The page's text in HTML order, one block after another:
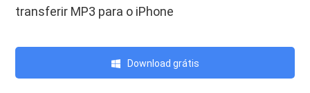
transferir MP3 para o iPhone
Download grátis